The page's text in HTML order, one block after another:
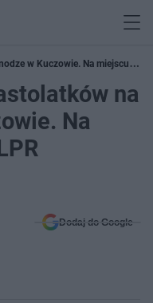
w Kuczowie. Na miejscu
na
Na
Dodaj do Google